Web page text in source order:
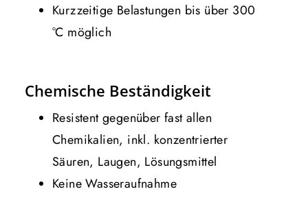
Kurzzeitige Belastungen bis über 300
°C möglich
Chemische Beständigkeit
Resistent gegenüber fast allen
Chemikalien, inkl. konzentrierter
Säuren, Laugen, Lösungsmittel
Keine Wasseraufnahme